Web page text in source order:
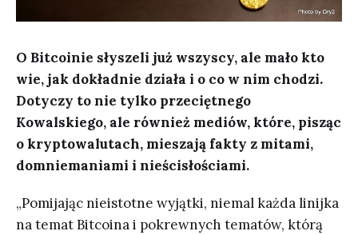
O Bitcoinie słyszeli już wszyscy, ale mało kto
wie, jak dokładnie działa i o co w nim chodzi.
Dotyczy to nie tylko przeciętnego
Kowalskiego, ale również mediów, które, pisząc
o kryptowalutach, mieszają fakty z mitami,
domniemaniami i nieścisłościami.
„Pomijając nieistotne wyjątki, niemal każda linijka
na temat Bitcoina i pokrewnych tematów, którą